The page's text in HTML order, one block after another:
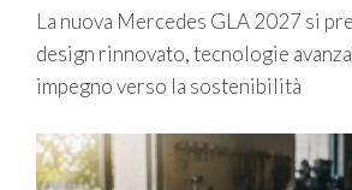
La nuova Mercedes GLA 2027 si
design rinnovato, tecnologie
impegno verso la sostenibilità